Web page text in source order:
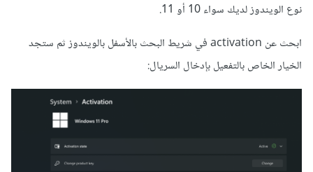
نوع الويندوز لديك سواء 10 أو 11.
ابحث عن activation في شريط البحث بالأسفل بالويندوز ثم ستجد
الخيار الخاص بالتفعيل بإدخال السريال: